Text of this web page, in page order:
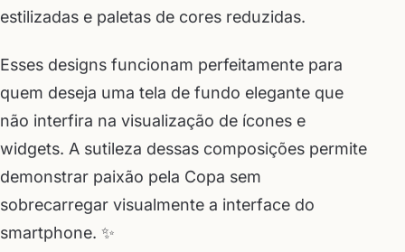
estilizadas e paletas de cores reduzidas.
Esses designs funcionam perfeitamente para
quem deseja uma tela de fundo elegante que
não interfira na visualização de ícones e
widgets. A sutileza dessas composições permite
demonstrar paixão pela Copa sem
sobrecarregar visualmente a interface do
smartphone. ✨